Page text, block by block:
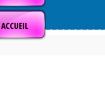
ACCUEIL